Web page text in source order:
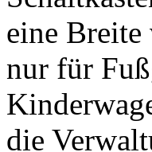
eine
nur für
die